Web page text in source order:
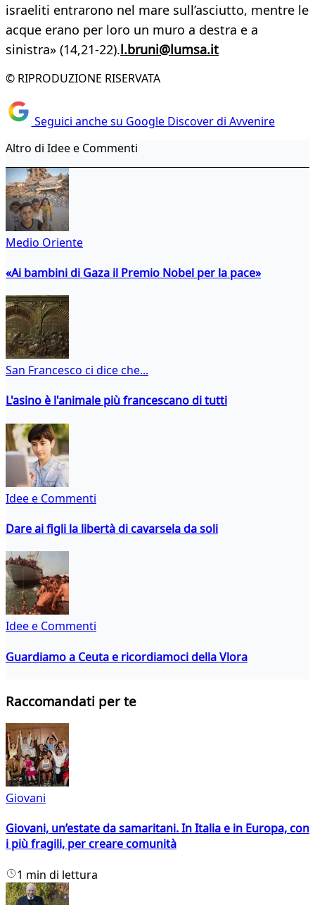
israeliti entrarono nel mare sull’asciutto, mentre le
acque erano per loro un muro a destra e a
sinistra» (14,21-22).l.bruni@lumsa.it
© RIPRODUZIONE RISERVATA
Seguici anche su Google Discover di Avvenire
Altro di Idee e Commenti
Medio Oriente
«Ai bambini di Gaza il Premio Nobel per la pace»
San Francesco ci dice che...
L'asino è l'animale più francescano di tutti
Idee e Commenti
Dare ai figli la libertà di cavarsela da soli
Idee e Commenti
Guardiamo a Ceuta e ricordiamoci della Vlora
Raccomandati per te
Giovani
Giovani, un’estate da samaritani. In Italia e in Europa, con
i più fragili, per creare comunità
1 min di lettura